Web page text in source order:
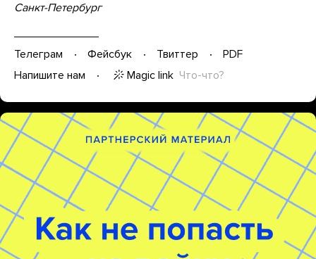
Санкт-Петербург
Телеграм Фейсбук Твиттер
PDF
Напишите нам
Magic link Что-что?